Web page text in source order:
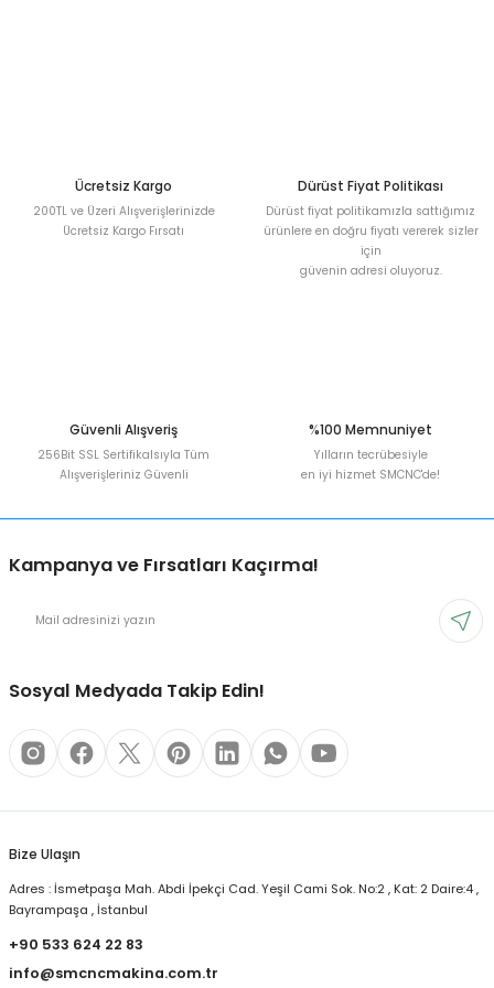
Ücretsiz Kargo
200TL ve Üzeri Alışverişlerinizde
Ücretsiz Kargo Fırsatı
Dürüst Fiyat Politikası
Dürüst fiyat politikamızla sattığımız
ürünlere en doğru fiyatı vererek sizler
için
güvenin adresi oluyoruz.
Güvenli Alışveriş
256Bit SSL Sertifikalsıyla Tüm
Alışverişleriniz Güvenli
%100 Memnuniyet
Yılların tecrübesiyle
en iyi hizmet SMCNC'de!
Kampanya ve Fırsatları Kaçırma!
Sosyal Medyada Takip Edin!
Bize Ulaşın
Adres : İsmetpaşa Mah. Abdi İpekçi Cad. Yeşil Cami Sok. No:2 , Kat: 2 Daire:4 ,
Bayrampaşa , İstanbul
+90 533 624 22 83
info@smcncmakina.com.tr